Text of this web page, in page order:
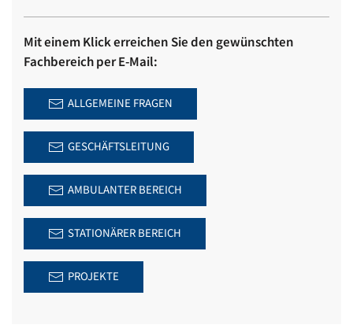
Mit einem Klick erreichen Sie den gewünschten
Fachbereich per E-Mail:
ALLGEMEINE FRAGEN
GESCHÄFTSLEITUNG
AMBULANTER BEREICH
STATIONÄRER BEREICH
PROJEKTE